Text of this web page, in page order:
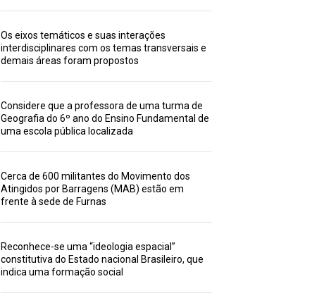
Os eixos temáticos e suas interações
interdisciplinares com os temas transversais e
demais áreas foram propostos
Considere que a professora de uma turma de
Geografia do 6º ano do Ensino Fundamental de
uma escola pública localizada
Cerca de 600 militantes do Movimento dos
Atingidos por Barragens (MAB) estão em
frente à sede de Furnas
Reconhece-se uma “ideologia espacial”
constitutiva do Estado nacional Brasileiro, que
indica uma formação social